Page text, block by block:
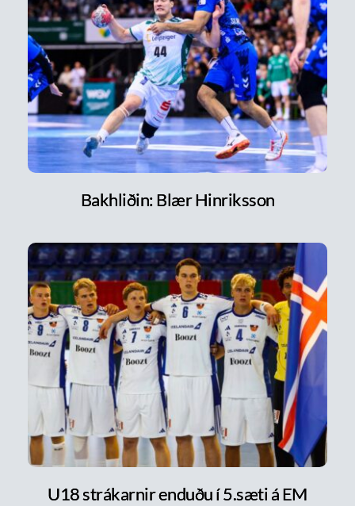
Bakhliðin: Blær Hinriksson
U18 strákarnir enduðu í 5.sæti á EM